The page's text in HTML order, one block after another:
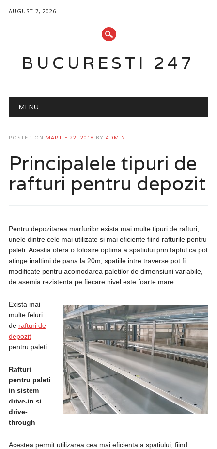
AUGUST 7, 2026
BUCURESTI 247
Main menu
MENU
POSTED ON MARTIE 22, 2018 BY ADMIN
Principalele tipuri de
rafturi pentru depozit
Pentru depozitarea marfurilor exista mai multe tipuri de rafturi,
unele dintre cele mai utilizate si mai eficiente fiind rafturile pentru
paleti. Acestia ofera o folosire optima a spatiului prin faptul ca pot
atinge inaltimi de pana la 20m, spatiile intre traverse pot fi
modificate pentru acomodarea paletilor de dimensiuni variabile,
de asemia rezistenta pe fiecare nivel este foarte mare.
Exista mai
multe feluri
de rafturi de
depozit
pentru paleti.
Rafturi
pentru paleti
in sistem
drive-in si
drive-
through
Acestea permit utilizarea cea mai eficienta a spatiului, fiind